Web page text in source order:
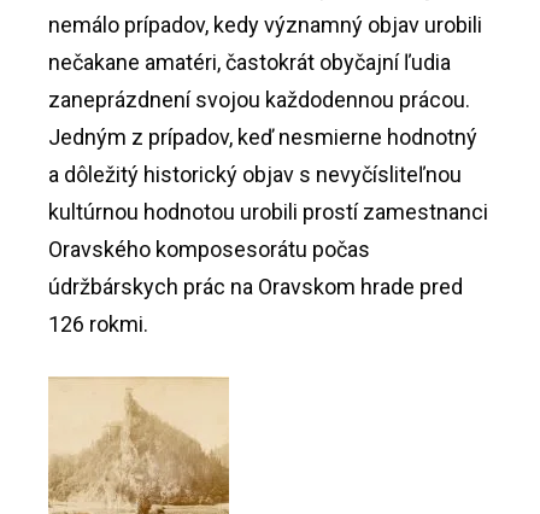
nemálo prípadov, kedy významný objav urobili
nečakane amatéri, častokrát obyčajní ľudia
zaneprázdnení svojou každodennou prácou.
Jedným z prípadov, keď nesmierne hodnotný
a dôležitý historický objav s nevyčísliteľnou
kultúrnou hodnotou urobili prostí zamestnanci
Oravského komposesorátu počas
údržbárskych prác na Oravskom hrade pred
126 rokmi.